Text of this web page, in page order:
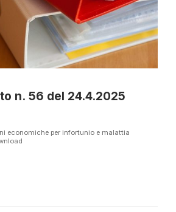
n. 56 del 24.4.2025
economiche per infortunio e malattia